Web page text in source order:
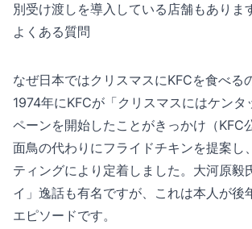
別受け渡しを導入している店舗もありま
よくある質問
なぜ日本ではクリスマスにKFCを食べる
1974年にKFCが「クリスマスにはケンタ
ペーンを開始したことがきっかけ（KFC
面鳥の代わりにフライドチキンを提案し
ティングにより定着しました。大河原毅
イ」逸話も有名ですが、これは本人が後
エピソードです。